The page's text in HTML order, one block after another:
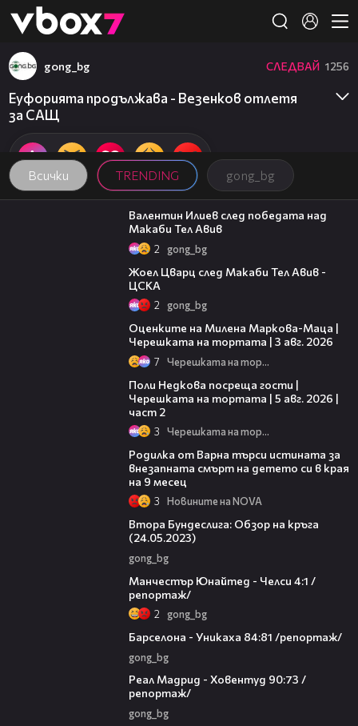
👾
Всички TRENDING gong_bg
gong_bg СЛЕДВАЙ 1256
Еуфорията продължава - Везенков отлетя
за САЩ
06:38
Валентин Илиев след победата над
Макаби Тел Авив
2 gong_bg
Жоел Цварц след Макаби Тел Авив -
ЦСКА
2 gong_bg
Оценките на Милена Маркова-Маца |
Черешката на тортата | 3 авг. 2026
7 Черешката на тортата
Поли Недкова посреща гости |
Черешката на тортата | 5 авг. 2026 |
част 2
3 Черешката на тортата
Родилка от Варна търси истината за
внезапната смърт на детето си в края
на 9 месец
3 Новините на NOVA
Втора Бундеслига: Обзор на кръга
(24.05.2023)
gong_bg
Манчестър Юнайтед - Челси 4:1 /
репортаж/
2 gong_bg
Барселона - Уникаха 84:81 /репортаж/
gong_bg
Реал Мадрид - Ховентуд 90:73 /
репортаж/
gong_bg